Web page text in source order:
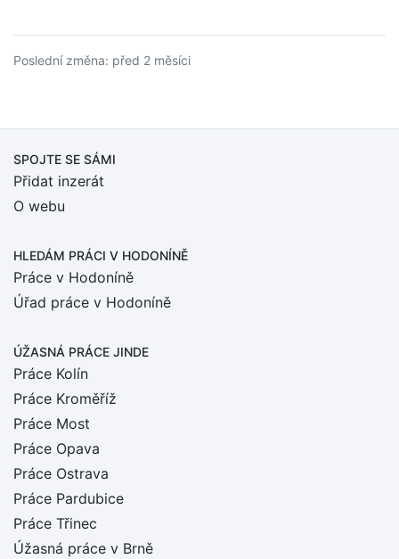
Poslední změna: před 2 měsíci
SPOJTE SE SÁMI
Přidat inzerát
O webu
HLEDÁM PRÁCI V HODONÍNĚ
Práce v Hodoníně
Úřad práce v Hodoníně
ÚŽASNÁ PRÁCE JINDE
Práce Kolín
Práce Kroměříž
Práce Most
Práce Opava
Práce Ostrava
Práce Pardubice
Práce Třinec
Úžasná práce v Brně